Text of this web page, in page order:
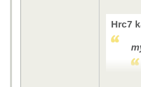
Hrc7